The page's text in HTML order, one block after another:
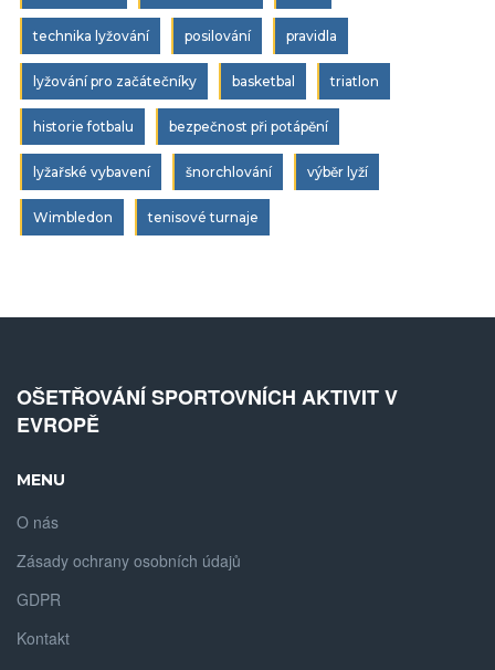
technika lyžování posilování pravidla
lyžování pro začátečníky basketbal triatlon
historie fotbalu bezpečnost při potápění
lyžařské vybavení šnorchlování výběr lyží
Wimbledon tenisové turnaje
OŠETŘOVÁNÍ SPORTOVNÍCH AKTIVIT V
EVROPĚ
MENU
O nás
Zásady ochrany osobních údajů
GDPR
Kontakt